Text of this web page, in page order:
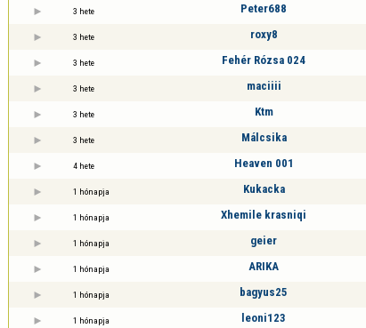
3 hete Peter688
3 hete roxy8
3 hete Fehér Rózsa 024
3 hete maciiii
3 hete Ktm
3 hete Málcsika
4 hete Heaven 001
1 hónapja Kukacka
1 hónapja Xhemile krasniqi
1 hónapja geier
1 hónapja ARIKA
1 hónapja bagyus25
1 hónapja leoni123